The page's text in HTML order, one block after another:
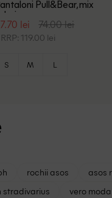
Pull&Bear, mix
culori
lei 74.00 lei
RRP: 119.00 lei
S M L
rochii asos asos
stradivarius vero moda